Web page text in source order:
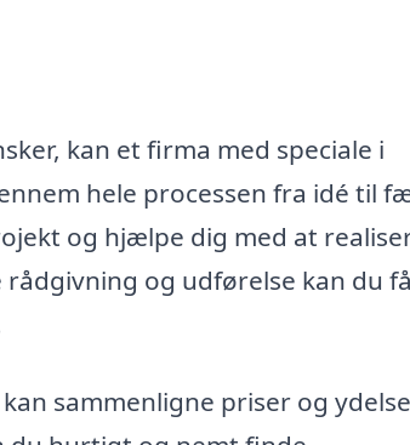
kan et firma med speciale i
hele processen fra idé til
og hjælpe dig med at
og udførelse kan du
sammenligne priser og